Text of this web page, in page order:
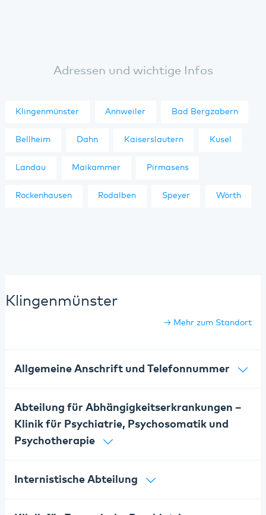
Adressen und wichtige Infos
Klingenmünster Annweiler Bad Bergzabern
Bellheim Dahn Kaiserslautern Kusel
Landau Maikammer Pirmasens
Rockenhausen Rodalben Speyer Wörth
Klingenmünster
Mehr zum Standort
Allgemeine Anschrift und Telefonnummer
Abteilung für Abhängigkeitserkrankungen –
Klinik für Psychiatrie, Psychosomatik und
Psychotherapie
Internistische Abteilung